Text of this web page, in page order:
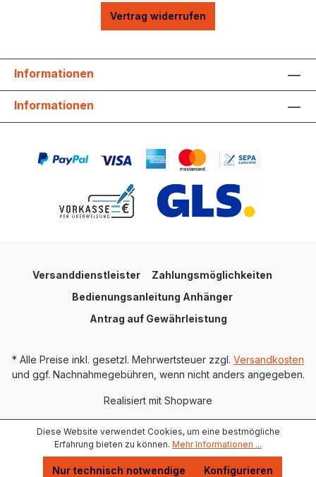
Vertrag widerrufen
Informationen
Informationen
Versanddienstleister
Zahlungsmöglichkeiten
Bedienungsanleitung Anhänger
Antrag auf Gewährleistung
* Alle Preise inkl. gesetzl. Mehrwertsteuer zzgl. Versandkosten
und ggf. Nachnahmegebühren, wenn nicht anders angegeben.
Realisiert mit Shopware
Diese Website verwendet Cookies, um eine bestmögliche
Erfahrung bieten zu können. Mehr Informationen ...
Nur technisch notwendige Konfigurieren